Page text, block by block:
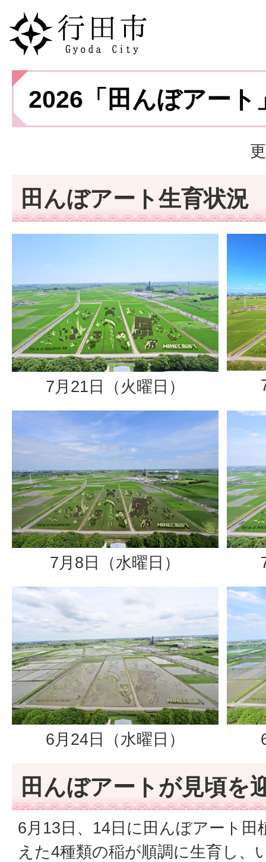
2026「田んぼアート
田んぼアート生育状況
7月21日（火曜日）
7月8日（水曜日）
6月24日（水曜日）
田んぼアートが見頃を
6月13日、14日に田んぼアート田
えた4種類の稲が順調に生育し、